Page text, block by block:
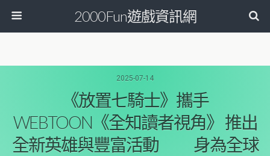
2000Fun遊戲資訊網
2025-07-14
《放置七騎士》攜手
WEBTOON《全知讀者視角》 推出
全新英雄與豐富活動 身為全球